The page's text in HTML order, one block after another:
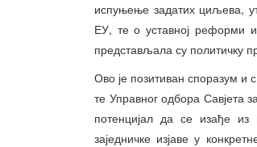
испуњење задатих циљева,
ЕУ, те о уставној реформи
представљала су политичку
Ово је позитиван споразум
те Управног одбора Савјета
потенцијал да се изађе из
заједничке изјаве у